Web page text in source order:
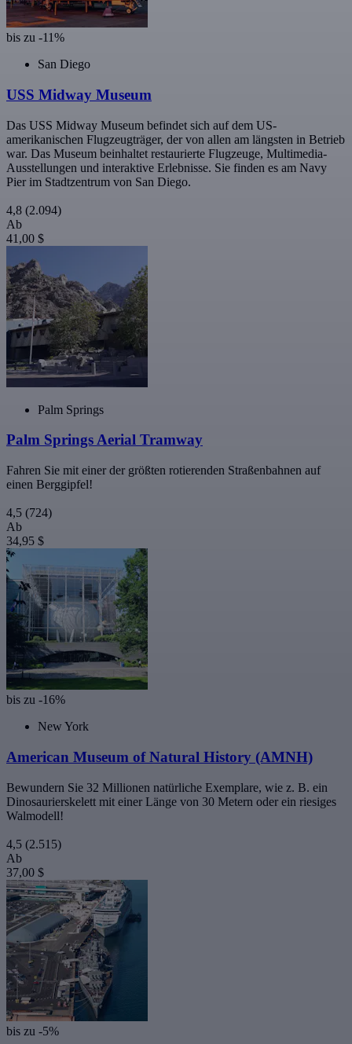
bis zu -11%
San Diego
USS Midway Museum
Das USS Midway Museum befindet sich auf dem US-
amerikanischen Flugzeugträger, der von allen am längsten in Betrieb
war. Das Museum beinhaltet restaurierte Flugzeuge, Multimedia-
Ausstellungen und interaktive Erlebnisse. Sie finden es am Navy
Pier im Stadtzentrum von San Diego.
4,8 (2.094)
Ab
41,00 $
Palm Springs
Palm Springs Aerial Tramway
Fahren Sie mit einer der größten rotierenden Straßenbahnen auf
einen Berggipfel!
4,5 (724)
Ab
34,95 $
bis zu -16%
New York
American Museum of Natural History (AMNH)
Bewundern Sie 32 Millionen natürliche Exemplare, wie z. B. ein
Dinosaurierskelett mit einer Länge von 30 Metern oder ein riesiges
Walmodell!
4,5 (2.515)
Ab
37,00 $
bis zu -5%